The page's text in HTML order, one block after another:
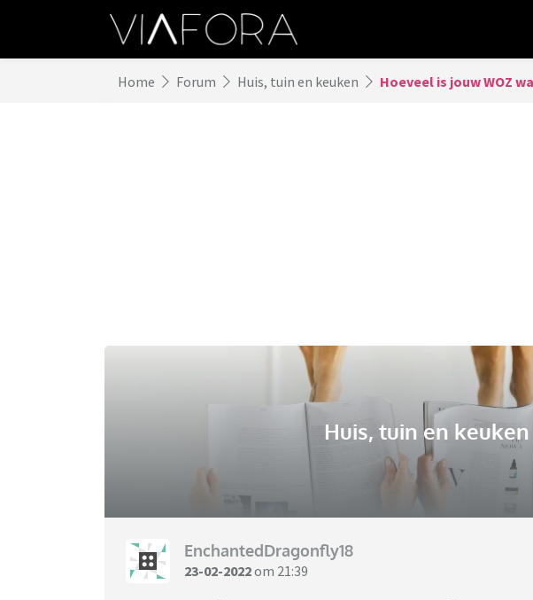
Home Forum Huis, tuin en keuken Hoeveel is jouw WOZ
Huis, tuin en keuken
EnchantedDragonfly18
23-02-2022om 21:39